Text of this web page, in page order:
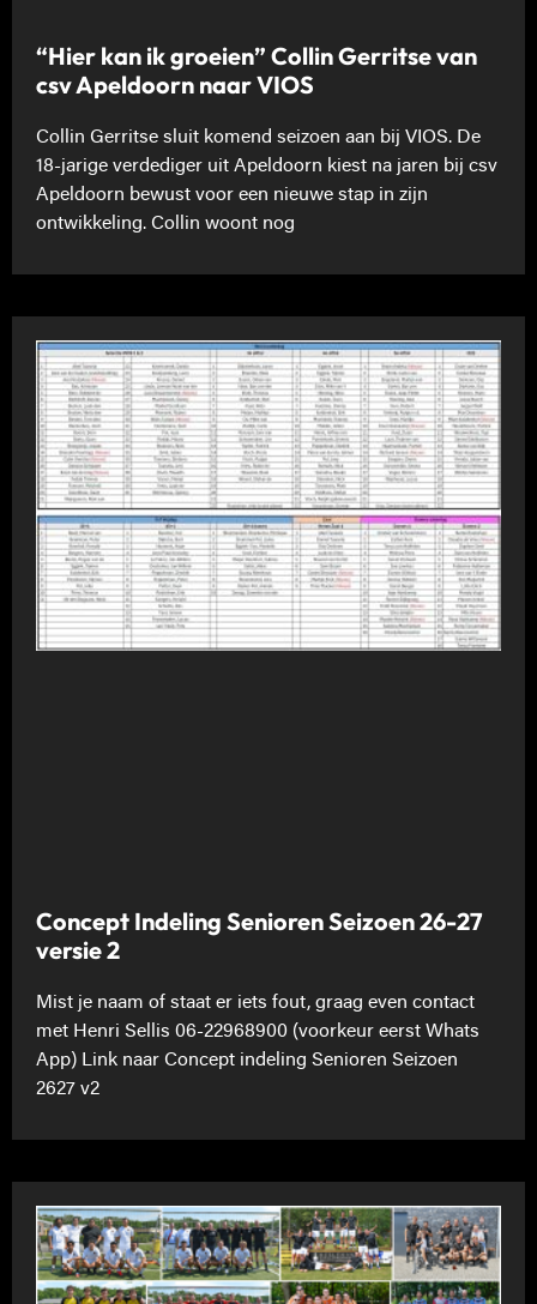
“Hier kan ik groeien” Collin Gerritse van
csv Apeldoorn naar VIOS
Collin Gerritse sluit komend seizoen aan bij VIOS. De
18-jarige verdediger uit Apeldoorn kiest na jaren bij csv
Apeldoorn bewust voor een nieuwe stap in zijn
ontwikkeling. Collin woont nog
Concept Indeling Senioren Seizoen 26-27
versie 2
Mist je naam of staat er iets fout, graag even contact
met Henri Sellis 06-22968900 (voorkeur eerst Whats
App) Link naar Concept indeling Senioren Seizoen
2627 v2